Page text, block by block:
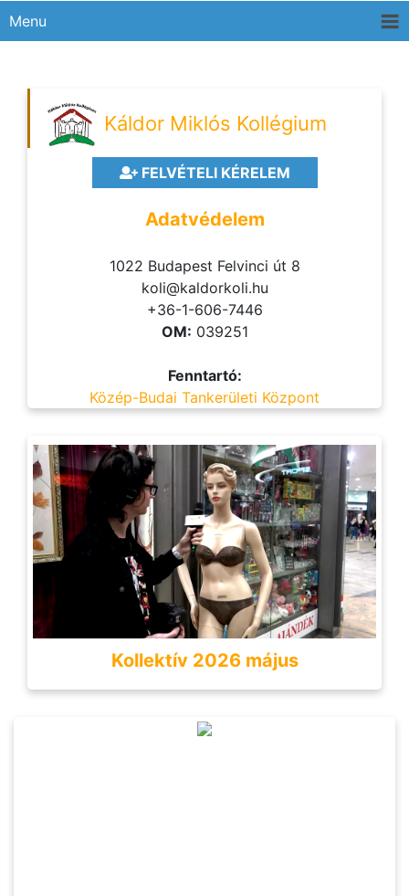
Menu
Káldor Miklós Kollégium
FELVÉTELI KÉRELEM
Adatvédelem
1022 Budapest Felvinci út 8
koli@kaldorkoli.hu
+36-1-606-7446
OM: 039251
Fenntartó:
Közép-Budai Tankerületi Központ
Kollektív 2026 május